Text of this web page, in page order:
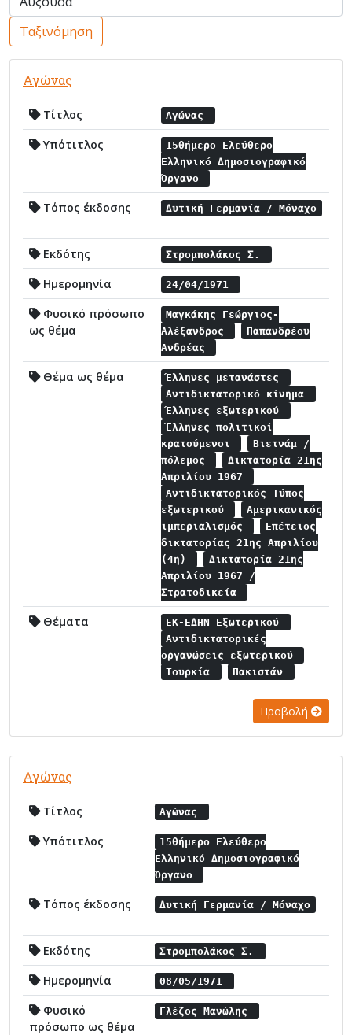
Ταξινόμηση
Αγώνας
Τίτλος Αγώνας
Υπότιτλος
15θήμερο Ελεύθερο
Ελληνικό Δημοσιογραφικό
Όργανο
Τόπος έκδοσης Δυτική Γερμανία / Μόναχο
Εκδότης Στρομπολάκος Σ.
Ημερομηνία 24/04/1971
Φυσικό πρόσωπο
ως θέμα
Μαγκάκης Γεώργιος-
Αλέξανδρος
Παπανδρέου
Ανδρέας
Θέμα ως θέμα
Έλληνες μετανάστες
Αντιδικτατορικό κίνημα
Έλληνες εξωτερικού
Έλληνες πολιτικοί
κρατούμενοι
Βιετνάμ /
πόλεμος
Δικτατορία 21ης
Απριλίου 1967
Αντιδικτατορικός Τύπος
εξωτερικού
Αμερικανικός
ιμπεριαλισμός
Επέτειος
δικτατορίας 21ης Απριλίου
(4η)
Δικτατορία 21ης
Απριλίου 1967 /
Στρατοδικεία
Θέματα
ΕΚ-ΕΔΗΝ Εξωτερικού
Αντιδικτατορικές
οργανώσεις εξωτερικού
Τουρκία
Πακιστάν
Προβολή
Αγώνας
Τίτλος Αγώνας
Υπότιτλος
15θήμερο Ελεύθερο
Ελληνικό Δημοσιογραφικό
Όργανο
Τόπος έκδοσης Δυτική Γερμανία / Μόναχο
Εκδότης Στρομπολάκος Σ.
Ημερομηνία 08/05/1971
Φυσικό
πρόσωπο ως θέμα
Γλέζος Μανώλης